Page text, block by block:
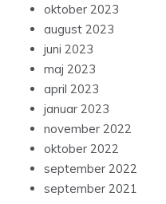
oktober 2023
august 2023
juni 2023
maj 2023
april 2023
januar 2023
november 2022
oktober 2022
september 2022
september 2021